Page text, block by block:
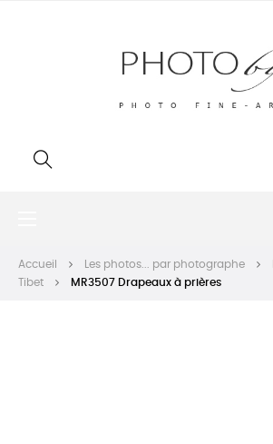
Accueil Les photos... par photographe
Tibet
MR3507 Drapeaux à prières